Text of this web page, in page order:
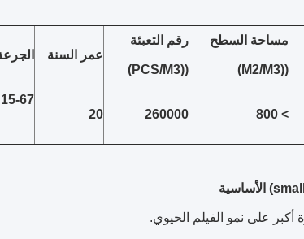
مساحة السطح
((M2/M3)
رقم التعبئة
((PCS/M3)
عمر السنة
> 800
260000
20
15-67
على نمو الفيلم الحيوي.